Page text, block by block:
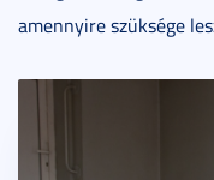
amennyire szüksége